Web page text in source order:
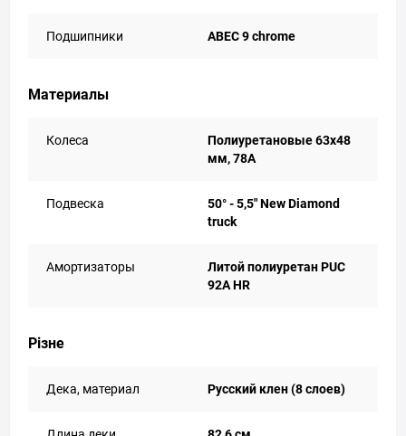
Подшипники ABEC 9 chrome
Материалы
Колеса
Полиуретановые 63х48
мм, 78А
Подвеска
50° - 5,5" New Diamond
truck
Амортизаторы
Литой полиуретан PUC
92А HR
Різне
Дека, материал Русский клен (8 слоев)